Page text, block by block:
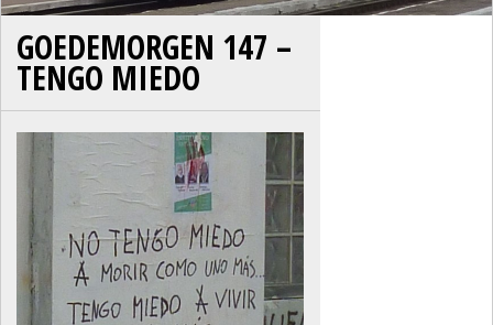
GOEDEMORGEN 147 –
TENGO MIEDO